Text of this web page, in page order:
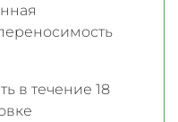
в течение 18